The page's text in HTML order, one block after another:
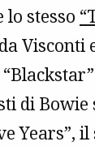
stesso
di
Years”,